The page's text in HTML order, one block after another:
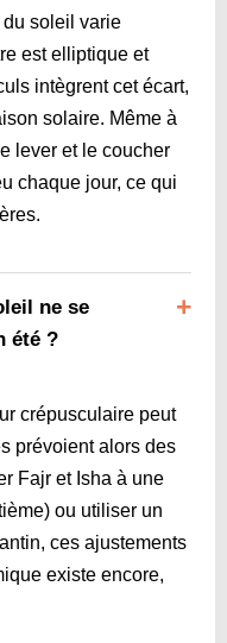
soleil varie
est elliptique et
intègrent cet écart,
solaire. Même à
lever et le coucher
chaque jour, ce qui
ne se
été ?
crépusculaire peut
prévoient alors des
Fajr et Isha à une
ou utiliser un
ces ajustements
existe encore,